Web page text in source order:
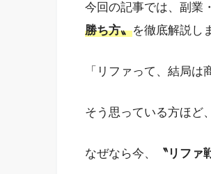
今回の記事では、副業
勝ち方〟を徹底解説し
「リファって、結局は
そう思っている方ほど
なぜなら今、 〝リファ